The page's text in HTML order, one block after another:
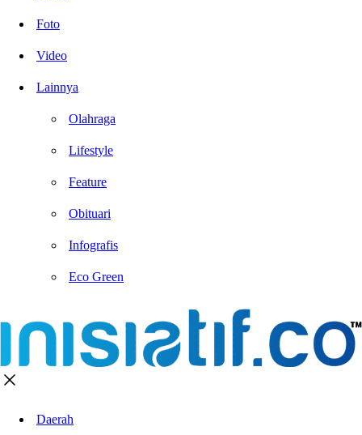
Foto
Video
Lainnya
Olahraga
Lifestyle
Feature
Obituari
Infografis
Eco Green
Daerah